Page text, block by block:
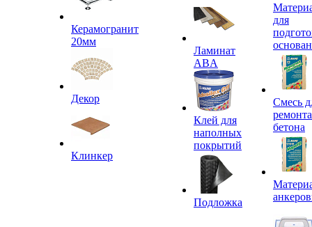
Керамогранит
20мм
Декор
Клинкер
Ламинат
ABA
Клей для
наполных
покрытий
Подложка
для
Смесь
ремонта
бетона